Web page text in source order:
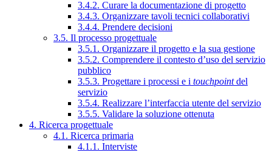
3.4.2. Curare la documentazione di progetto
3.4.3. Organizzare tavoli tecnici collaborativi
3.4.4. Prendere decisioni
3.5. Il processo progettuale
3.5.1. Organizzare il progetto e la sua gestione
3.5.2. Comprendere il contesto d’uso del servizio
pubblico
3.5.3. Progettare i processi e i touchpointdel
servizio
3.5.4. Realizzare l’interfaccia utente del servizio
3.5.5. Validare la soluzione ottenuta
4. Ricerca progettuale
4.1. Ricerca primaria
4.1.1. Interviste